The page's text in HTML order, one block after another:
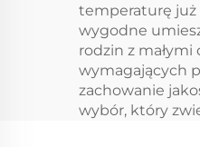
temperaturę już
wygodne
rodzin z
wymagających
zachowanie
wybór, który